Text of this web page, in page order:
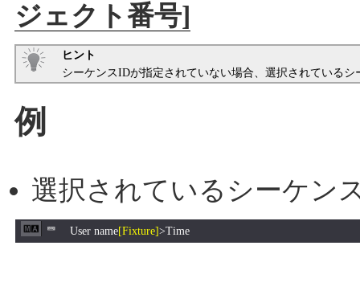
ジェクト番号]
ヒント
シーケンスIDが指定されていない場合、選択されている
例
選択されているシーケン
User name[Fixture]>Time